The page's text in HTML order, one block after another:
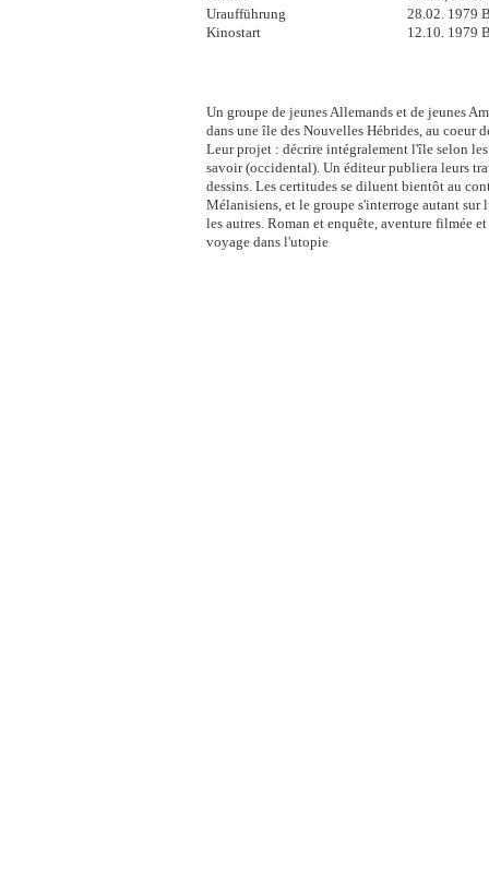
Uraufführung
Kinostart
28.02. 1979
12.10. 1979
Un groupe de jeunes Allemands et de jeunes
dans une île des Nouvelles Hébrides, au coeur
Leur projet : décrire intégralement l'île selon
savoir (occidental). Un éditeur publiera leurs
dessins. Les certitudes se diluent bientôt au
Mélanisiens, et le groupe s'interroge autant sur
les autres. Roman et enquête, aventure filmée
voyage dans l'utopie